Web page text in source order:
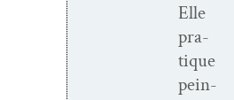
Elle
pra­
tique
pein­